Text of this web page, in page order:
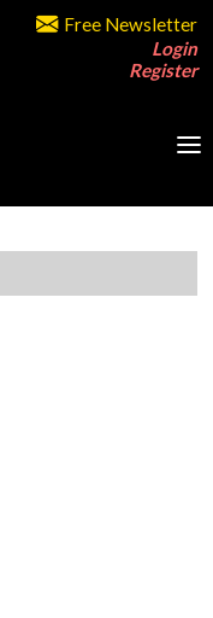
Free Newsletter
Login
Register